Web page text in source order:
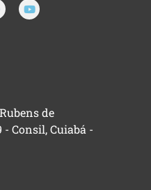
de
- Consil, Cuiabá -